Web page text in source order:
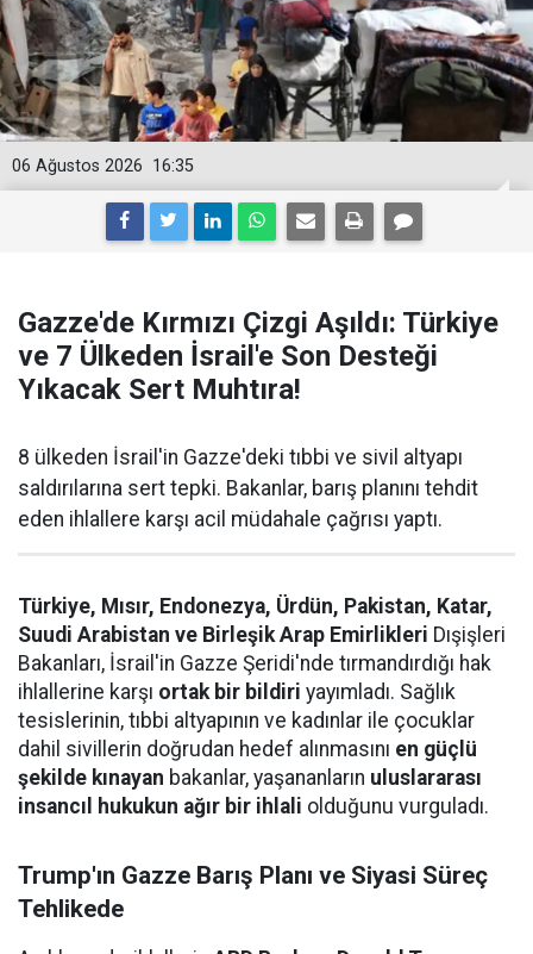
16:35
06 Ağustos 2026
Gazze'de Kırmızı Çizgi Aşıldı: Türkiye
ve 7 Ülkeden İsrail'e Son Desteği
Yıkacak Sert Muhtıra!
8 ülkeden İsrail'in Gazze'deki tıbbi ve sivil altyapı
saldırılarına sert tepki. Bakanlar, barış planını tehdit
eden ihlallere karşı acil müdahale çağrısı yaptı.
Türkiye, Mısır, Endonezya, Ürdün, Pakistan, Katar,
Suudi Arabistan ve Birleşik Arap Emirlikleri Dışişleri
Bakanları, İsrail'in Gazze Şeridi'nde tırmandırdığı hak
ihlallerine karşı ortak bir bildiri yayımladı. Sağlık
tesislerinin, tıbbi altyapının ve kadınlar ile çocuklar
dahil sivillerin doğrudan hedef alınmasını en güçlü
şekilde kınayan bakanlar, yaşananların uluslararası
insancıl hukukun ağır bir ihlali olduğunu vurguladı.
Trump'ın Gazze Barış Planı ve Siyasi Süreç
Tehlikede